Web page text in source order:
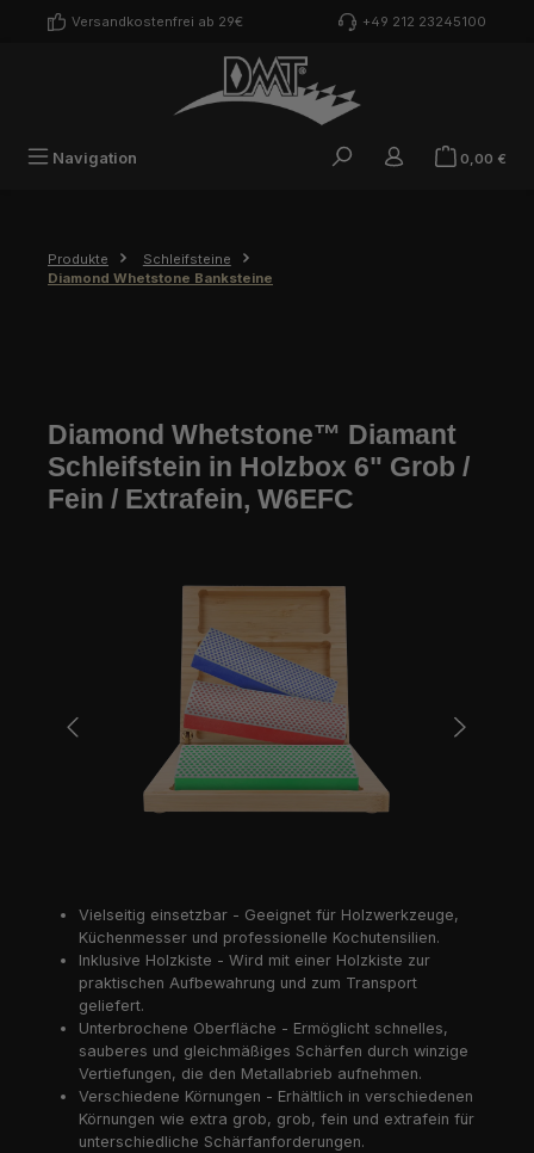
Zum Hauptinhalt springen
Versandkostenfrei ab 29€ +49 212 23245100
Navigation 0,00 €
Produkte
Schleifsteine
Diamond Whetstone Banksteine
Diamond Whetstone™ Diamant
Schleifstein in Holzbox 6" Grob /
Fein / Extrafein, W6EFC
Vielseitig einsetzbar - Geeignet für Holzwerkzeuge,
Küchenmesser und professionelle Kochutensilien.
Inklusive Holzkiste - Wird mit einer Holzkiste zur
praktischen Aufbewahrung und zum Transport
geliefert.
Unterbrochene Oberfläche - Ermöglicht schnelles,
sauberes und gleichmäßiges Schärfen durch winzige
Vertiefungen, die den Metallabrieb aufnehmen.
Verschiedene Körnungen - Erhältlich in verschiedenen
Körnungen wie extra grob, grob, fein und extrafein für
unterschiedliche Schärfanforderungen.